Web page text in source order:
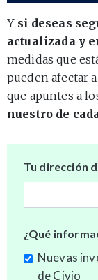
Y si deseas
actualizada y
medidas que
pueden afectar
que apuntes a
nuestro de
Tu dirección
¿Qué
Nuevas
de Civio